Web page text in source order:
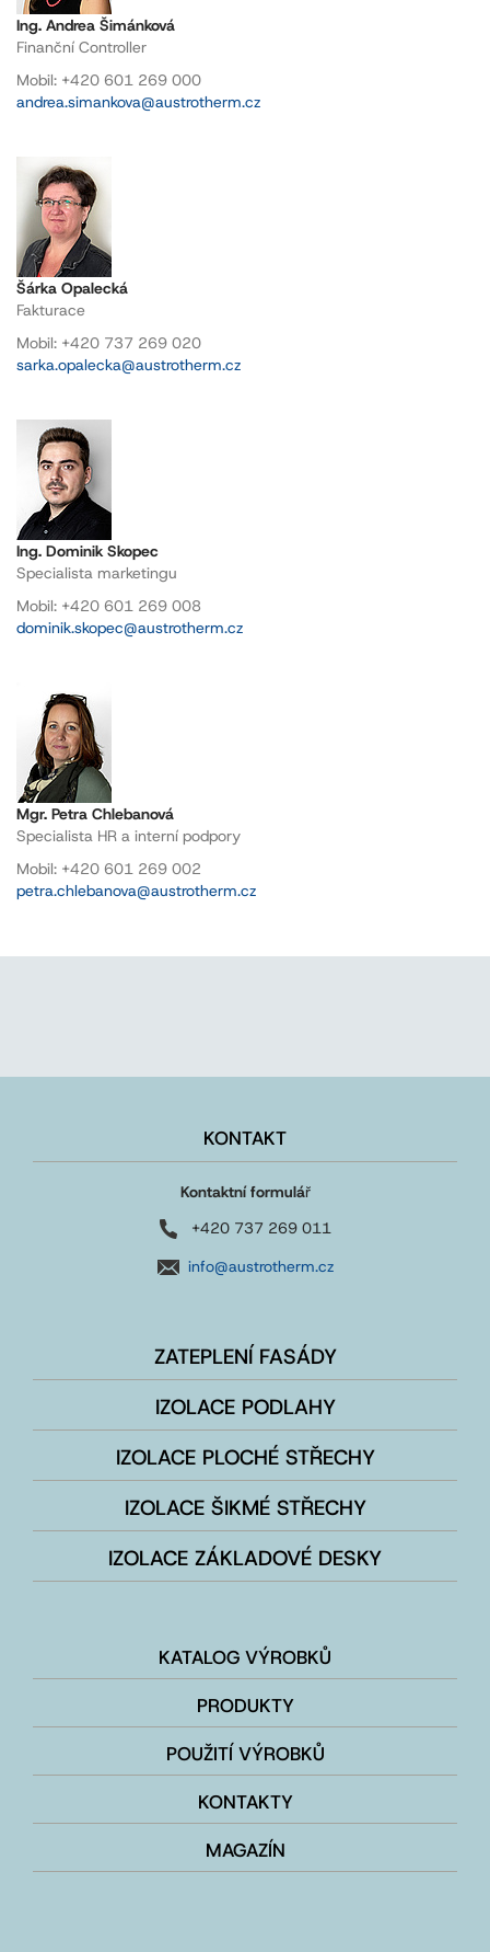
Ing. Andrea Šimánková
Finanční Controller
Mobil: +420 601 269 000
andrea.simankova@austrotherm.cz
Šárka Opalecká
Fakturace
Mobil: +420 737 269 020
sarka.opalecka@austrotherm.cz
Ing. Dominik Skopec
Specialista marketingu
Mobil: +420 601 269 008
dominik.skopec@austrotherm.cz
Mgr. Petra Chlebanová
Specialista HR a interní podpory
Mobil: +420 601 269 002
petra.chlebanova@austrotherm.cz
KONTAKT
Kontaktní formulář
+420 737 269 011
info@austrotherm.cz
ZATEPLENÍ FASÁDY
IZOLACE PODLAHY
IZOLACE PLOCHÉ STŘECHY
IZOLACE ŠIKMÉ STŘECHY
IZOLACE ZÁKLADOVÉ DESKY
KATALOG VÝROBKŮ
PRODUKTY
POUŽITÍ VÝROBKŮ
KONTAKTY
MAGAZÍN